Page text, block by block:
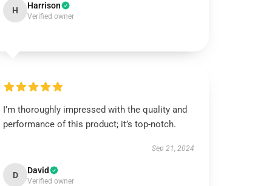
H Harrison
Verified owner
I’m thoroughly impressed with the quality and
performance of this product; it’s top-notch.
Sep 21, 2024
D David
Verified owner